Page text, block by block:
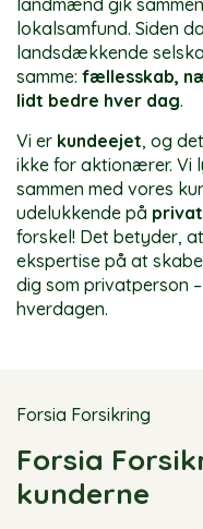
landmænd gik
lokalsamfund. Siden
landsdækkende
samme: fællesskab,
lidt bedre hver dag.
Vi er kundeejet, og
ikke for aktionærer. Vi
sammen med vores
udelukkende på
forskel! Det betyder,
ekspertise på at
dig som privatperson
hverdagen.
Forsia Forsikring
Forsia
kunderne